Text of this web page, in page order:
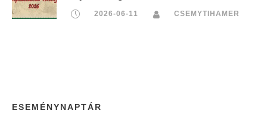
2026-06-11 CSEMYTIHAMER
ESEMÉNYNAPTÁR